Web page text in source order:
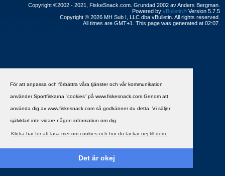
För att anpassa och förbättra våra tjänster och vår kommunikation
använder Sportfiskarna ”cookies” på www.fiskesnack.com.Genom att
använda dig av www.fiskesnack.com så godkänner du detta. Vi säljer
självklart inte vidare någon information om dig.
Klicka här för att läsa mer om cookies och hur du tackar nej till dem.
Det är okej
Copyright ©2002 - 2021, FiskeSnack.com. Grundad 2002 av Anders Bergman.
Powered by vBulletin® Version 5.7.5
Copyright © 2026 MH Sub I, LLC dba vBulletin. All rights reserved.
All times are GMT+1. This page was generated at 02:07.